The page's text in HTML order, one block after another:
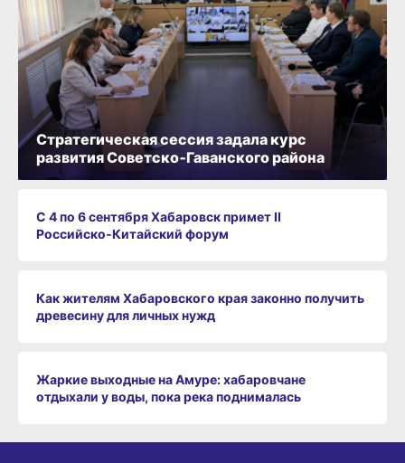
С 4 по 6 сентября Хабаровск примет II
Российско‑Китайский форум
Как жителям Хабаровского края законно получить
древесину для личных нужд
Жаркие выходные на Амуре: хабаровчане
отдыхали у воды, пока река поднималась
Стратегическая сессия задала курс
развития Советско‑Гаванского района